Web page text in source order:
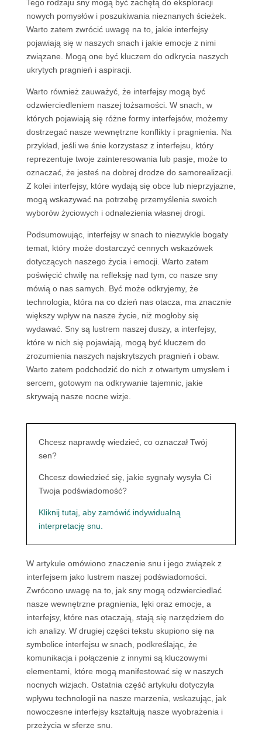
Tego rodzaju sny mogą być zachętą do eksploracji
nowych pomysłów i poszukiwania nieznanych ścieżek.
Warto zatem zwrócić uwagę na to, jakie interfejsy
pojawiają się w naszych snach i jakie emocje z nimi
związane. Mogą one być kluczem do odkrycia naszych
ukrytych pragnień i aspiracji.
Warto również zauważyć, że interfejsy mogą być
odzwierciedleniem naszej tożsamości. W snach, w
których pojawiają się różne formy interfejsów, możemy
dostrzegać nasze wewnętrzne konflikty i pragnienia. Na
przykład, jeśli we śnie korzystasz z interfejsu, który
reprezentuje twoje zainteresowania lub pasje, może to
oznaczać, że jesteś na dobrej drodze do samorealizacji.
Z kolei interfejsy, które wydają się obce lub nieprzyjazne,
mogą wskazywać na potrzebę przemyślenia swoich
wyborów życiowych i odnalezienia własnej drogi.
Podsumowując, interfejsy w snach to niezwykle bogaty
temat, który może dostarczyć cennych wskazówek
dotyczących naszego życia i emocji. Warto zatem
poświęcić chwilę na refleksję nad tym, co nasze sny
mówią o nas samych. Być może odkryjemy, że
technologia, która na co dzień nas otacza, ma znacznie
większy wpływ na nasze życie, niż mogłoby się
wydawać. Sny są lustrem naszej duszy, a interfejsy,
które w nich się pojawiają, mogą być kluczem do
zrozumienia naszych najskrytszych pragnień i obaw.
Warto zatem podchodzić do nich z otwartym umysłem i
sercem, gotowym na odkrywanie tajemnic, jakie
skrywają nasze nocne wizje.
Chcesz naprawdę wiedzieć, co oznaczał Twój
sen?
Chcesz dowiedzieć się, jakie sygnały wysyła Ci
Twoja podświadomość?
Kliknij tutaj, aby zamówić indywidualną
interpretację snu.
W artykule omówiono znaczenie snu i jego związek z
interfejsem jako lustrem naszej podświadomości.
Zwrócono uwagę na to, jak sny mogą odzwierciedlać
nasze wewnętrzne pragnienia, lęki oraz emocje, a
interfejsy, które nas otaczają, stają się narzędziem do
ich analizy. W drugiej części tekstu skupiono się na
symbolice interfejsu w snach, podkreślając, że
komunikacja i połączenie z innymi są kluczowymi
elementami, które mogą manifestować się w naszych
nocnych wizjach. Ostatnia część artykułu dotyczyła
wpływu technologii na nasze marzenia, wskazując, jak
nowoczesne interfejsy kształtują nasze wyobrażenia i
przeżycia w sferze snu.